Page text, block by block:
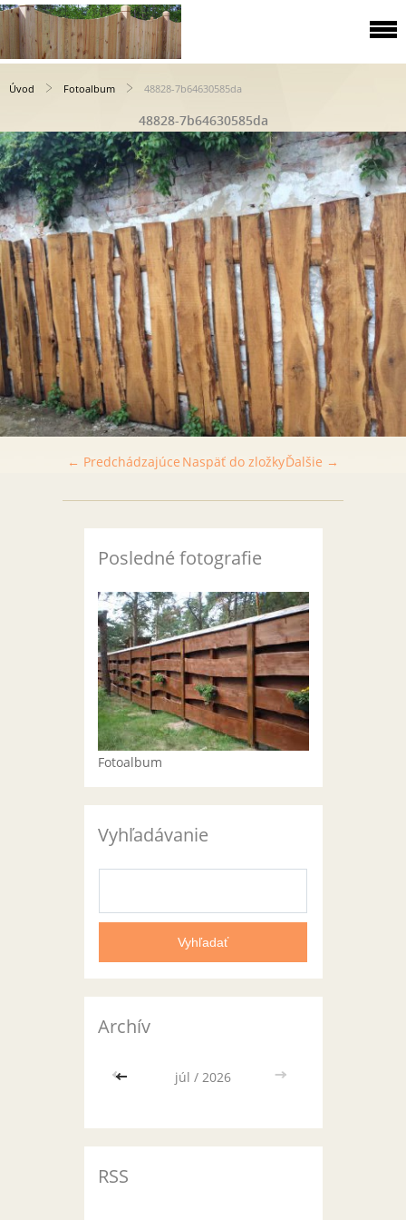
Úvod Fotoalbum 48828-7b64630585da
48828-7b64630585da
← Predchádzajúce Ďalšie →
Naspäť do zložky
Posledné fotografie
Fotoalbum
Vyhľadávanie
Archív
<< júl / 2026 >>
RSS